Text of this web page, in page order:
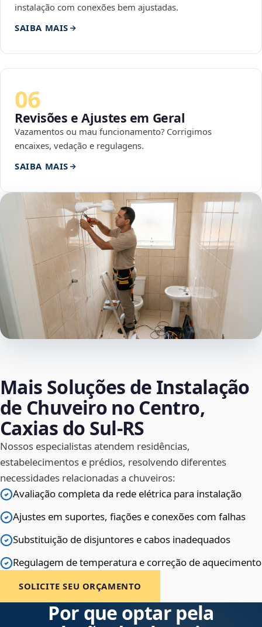
instalação com conexões bem ajustadas.
SAIBA MAIS
06
Revisões e Ajustes em Geral
Vazamentos ou mau funcionamento? Corrigimos
encaixes, vedação e regulagens.
SAIBA MAIS
Mais Soluções de Instalação
de Chuveiro no Centro,
Caxias do Sul‑RS
Nossos especialistas atendem residências,
estabelecimentos e prédios, resolvendo diferentes
necessidades relacionadas a chuveiros:
Avaliação completa da rede elétrica para instalação
Ajustes em suportes, fiações e conexões com falhas
Substituição de disjuntores e cabos inadequados
Regulagem de temperatura e correção de aquecimento
SOLICITE SEU ORÇAMENTO
Por que optar pela